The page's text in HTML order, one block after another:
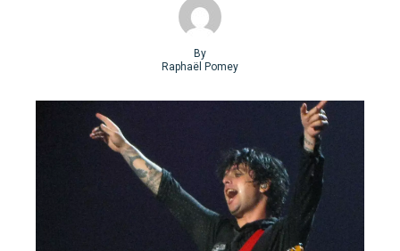
By
Raphaël Pomey